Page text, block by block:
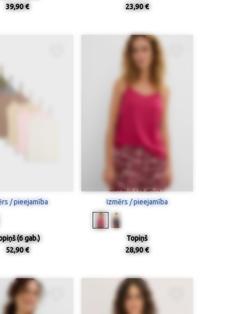
39,90 €
23,90 €
/ pieejamība
(6 gab.)
52,90 €
Izmērs / pieejamība
Topiņš
28,90 €